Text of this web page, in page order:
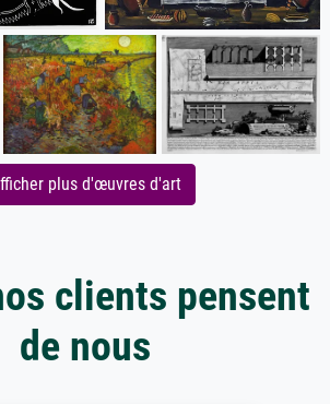
plus d'œuvres d'art
clients pensent
de nous